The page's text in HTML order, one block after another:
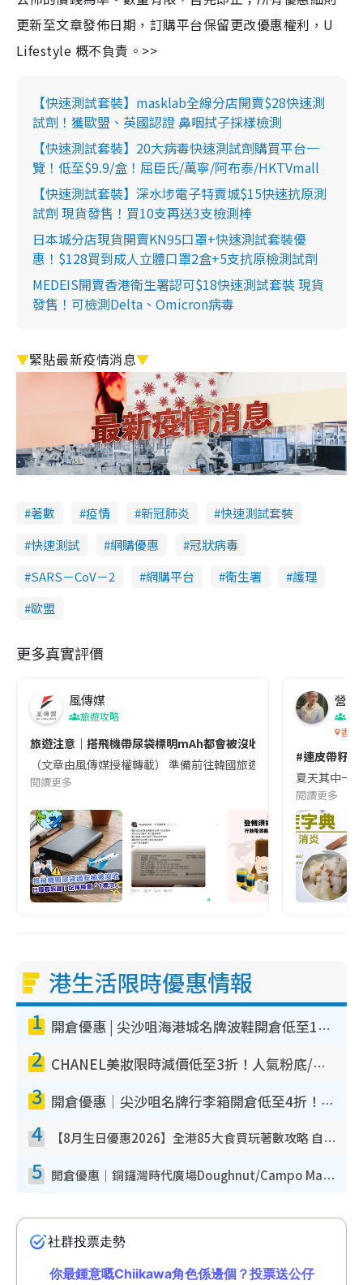
更新至文章發佈日期，訂購平台保留更改優惠權利，U
Lifestyle 概不負責。>>
【快速測試套裝】masklab全線分店開賣$28快速測
試劑！獲歐盟、英國認證 鼻咽拭子採樣檢測
【快速測試套裝】20大病毒快速測試劑購買平台一
覽！低至$9.9/盒！屈臣氏/萬寧/阿布泰/HKTVmall
【快速測試套裝】深水埗電子特賣城$15快速抗原測
試劑 現貨發售！買10支再送3支檢測棒
日本城分店現貨開賣KN95口罩+快速測試套裝優
惠！$128買到成人立體口罩2盒+5支抗原檢測試劑
MEDEIS開賣香港衛生署認可$18快速測試套裝 現貨
發售！可檢測Delta、Omicron病毒
▼緊貼最新疫情消息▼
著數 疫情 新冠肺炎
快速測試套裝
快速測試
網購優惠
冠狀病毒
SARS－CoV－2
網購平台 衞生署
護理
歐盟
更多真實評價
風傳媒
旅遊攻略
旅遊注意｜搭飛機帶尿袋標明mAh都會被沒收😱出發前切記檢查
（文章由風傳媒授權轉載） 準備前往韓國旅遊的民眾，近期要
閱讀更多
營養
香港
#連皮帶籽
夏天其中一
閱讀更多
港生活限時優惠情報
1 開倉優惠 | 尖沙咀海港城名牌波鞋開倉低至1折！On鞋$899起／Joy&Peace鞋履$98起
2 CHANEL美妝限時減價低至3折！人氣粉底/唇膏/精華液低至$275！COCO香水都有平
3 開倉優惠｜尖沙咀名牌行李箱開倉低至4折！一連5日 American Tourister/ace./Hallmark $200起！
4 【8月生日優惠2026】全港85大食買玩著數攻略 自助餐/火鍋放題同行免費＋誠品/DONKI送現金券
5 開倉優惠｜銅鑼灣時代廣場Doughnut/Campo Marzio開倉低至1折！背囊、書包、手袋劈價$200起